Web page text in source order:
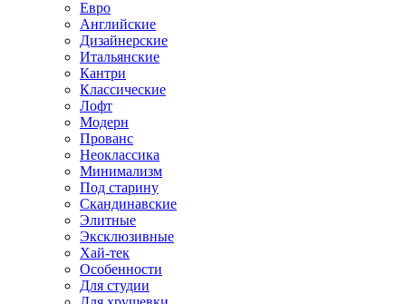
Евро
Английские
Дизайнерские
Итальянские
Кантри
Классические
Лофт
Модерн
Прованс
Неоклассика
Минимализм
Под старину
Скандинавские
Элитные
Эксклюзивные
Хай-тек
Особенности
Для студии